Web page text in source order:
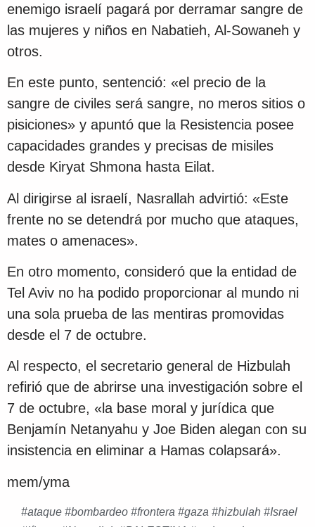
enemigo israelí pagará por derramar sangre de
las mujeres y niños en Nabatieh, Al-Sowaneh y
otros.
En este punto, sentenció: «el precio de la
sangre de civiles será sangre, no meros sitios o
pisiciones» y apuntó que la Resistencia posee
capacidades grandes y precisas de misiles
desde Kiryat Shmona hasta Eilat.
Al dirigirse al israelí, Nasrallah advirtió: «Este
frente no se detendrá por mucho que ataques,
mates o amenaces».
En otro momento, consideró que la entidad de
Tel Aviv no ha podido proporcionar al mundo ni
una sola prueba de las mentiras promovidas
desde el 7 de octubre.
Al respecto, el secretario general de Hizbulah
refirió que de abrirse una investigación sobre el
7 de octubre, «la base moral y jurídica que
Benjamín Netanyahu y Joe Biden alegan con su
insistencia en eliminar a Hamas colapsará».
mem/yma
#ataque #bombardeo #frontera #gaza #hizbulah #Israel